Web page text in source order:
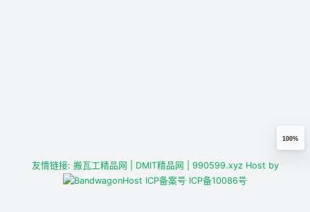
100%
友情链接: 搬瓦工精品网 | DMIT精品网 | 990599.xyzHost by
ICP备案号 ICP备10086号